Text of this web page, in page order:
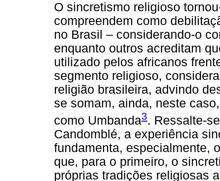
O sincretismo religioso
compreendem como
no Brasil – considerando-o
enquanto outros acreditam
utilizado pelos africanos
segmento religioso,
religião brasileira, advindo
se somam, ainda, neste
como Umbanda3. Ressalte-
Candomblé, a experiência
fundamenta, especialmente,
que, para o primeiro, o
próprias tradições religiosas